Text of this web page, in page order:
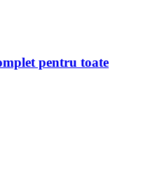
pentru toate